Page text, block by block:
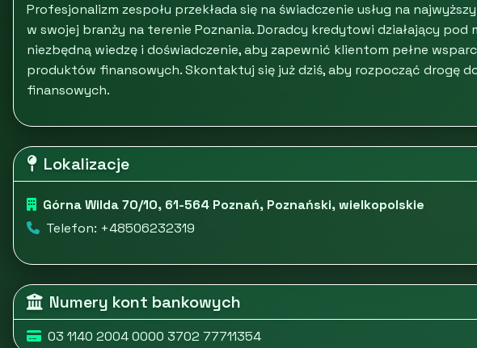
Profesjonalizm zespołu przekłada się na świadczenie usług na
w swojej branży na terenie Poznania. Doradcy kredytowi działający pod
niezbędną wiedzę i doświadczenie, aby zapewnić klientom pełne
produktów finansowych. Skontaktuj się już dziś, aby rozpocząć drogę
finansowych.
Lokalizacje
Górna Wilda 70/10, 61-564 Poznań, Poznański, wielkopolskie
Telefon: +48506232319
Numery kont bankowych
03 1140 2004 0000 3702 77711354